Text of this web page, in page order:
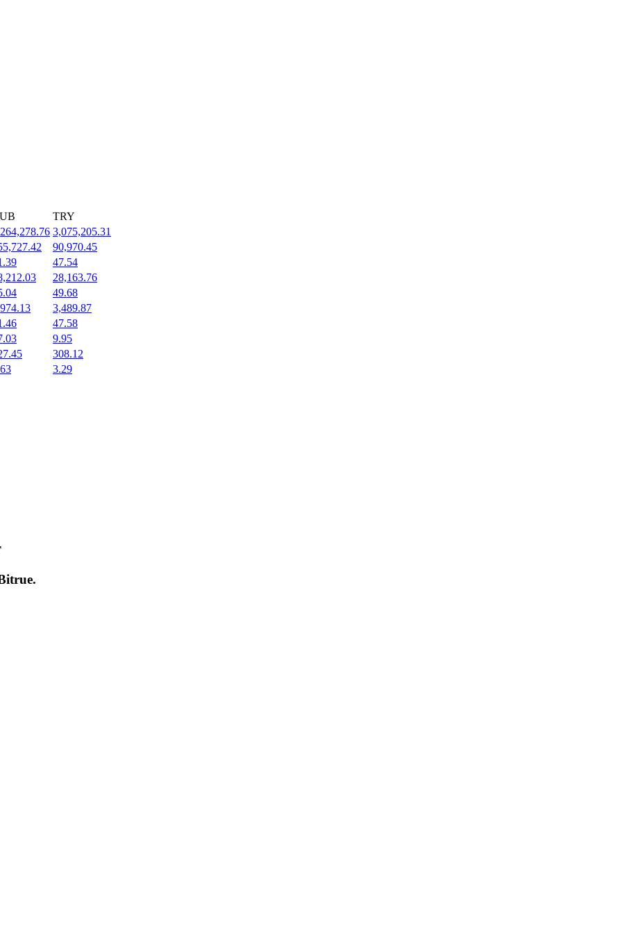
TRY
3,075,205.31
90,970.45
47.54
28,163.76
49.68
3,489.87
47.58
9.95
308.12
3.29
.